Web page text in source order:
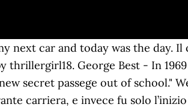
next car and today was the day.
thrillergirl18. George Best - In
secret passege out of school."
carriera, e invece fu solo